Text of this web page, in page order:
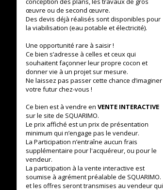
œuvre ou de second œuvre.
Des devis déjà réalisés sont disponibles pour
la viabilisation (eau potable et électricité).
Une opportunité rare à saisir !
Ce bien s’adresse à celles et ceux qui
souhaitent façonner leur propre cocon et
donner vie à un projet sur mesure.
Ne laissez pas passer cette chance d’imaginer
votre futur chez-vous !
Ce bien est à vendre en VENTE INTERACTIVE
sur le site de SQUARIMO.
Le prix affiché est un prix de présentation
minimum qui n’engage pas le vendeur.
La Participation n’entraîne aucun frais
supplémentaire pour l'acquéreur, ou pour le
vendeur.
La participation à la vente interactive est
soumise à agrément préalable de SQUARIMO.
et les offres seront transmises au vendeur qui